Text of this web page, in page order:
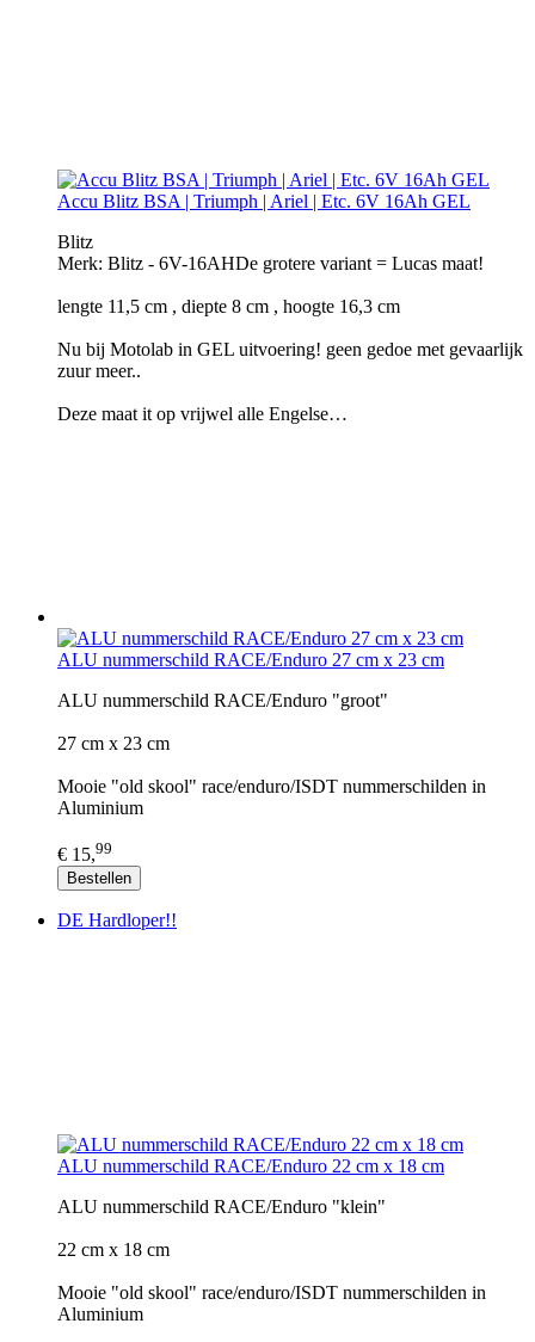
Accu Blitz BSA | Triumph | Ariel | Etc. 6V 16Ah GEL
Blitz
Merk: Blitz - 6V-16AHDe grotere variant = Lucas maat!
​lengte 11,5 cm , diepte 8 cm , hoogte 16,3 cm
Nu bij Motolab in GEL uitvoering! geen gedoe met gevaarlijk
zuur meer..
Deze maat it op vrijwel alle Engelse…
ALU nummerschild RACE/Enduro 27 cm x 23 cm
ALU nummerschild RACE/Enduro "groot"
27 cm x 23 cm
Mooie "old skool" race/enduro/ISDT nummerschilden in
Aluminium
€ 15,99
Bestellen
DE Hardloper!!
ALU nummerschild RACE/Enduro 22 cm x 18 cm
ALU nummerschild RACE/Enduro "klein"
22 cm x 18 cm
Mooie "old skool" race/enduro/ISDT nummerschilden in
Aluminium